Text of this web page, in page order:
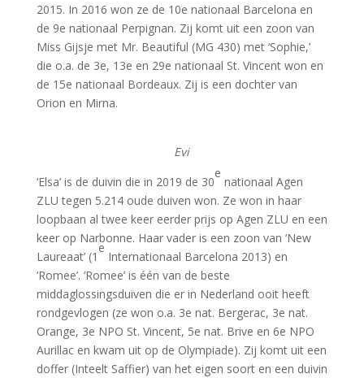
2015. In 2016 won ze de 10e nationaal Barcelona en
de 9e nationaal Perpignan. Zij komt uit een zoon van
Miss Gijsje met Mr. Beautiful (MG 430) met ‘Sophie,’
die o.a. de 3e, 13e en 29e nationaal St. Vincent won en
de 15e nationaal Bordeaux. Zij is een dochter van
Orion en Mirna.
Evi
‘Elsa’ is de duivin die in 2019 de 30
e
nationaal Agen
ZLU tegen 5.214 oude duiven won. Ze won in haar
loopbaan al twee keer eerder prijs op Agen ZLU en een
keer op Narbonne. Haar vader is een zoon van ‘New
Laureaat’ (1
e
Internationaal Barcelona 2013) en
‘Romee’. ‘Romee’ is één van de beste
middaglossingsduiven die er in Nederland ooit heeft
rondgevlogen (ze won o.a. 3e nat. Bergerac, 3e nat.
Orange, 3e NPO St. Vincent, 5e nat. Brive en 6e NPO
Aurillac en kwam uit op de Olympiade). Zij komt uit een
doffer (Inteelt Saffier) van het eigen soort en een duivin